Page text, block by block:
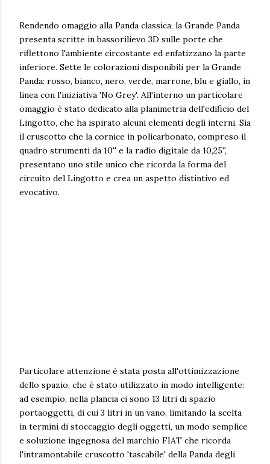
Rendendo omaggio alla Panda classica, la Grande Panda
presenta scritte in bassorilievo 3D sulle porte che
riflettono l'ambiente circostante ed enfatizzano la parte
inferiore. Sette le colorazioni disponibili per la Grande
Panda: rosso, bianco, nero, verde, marrone, blu e giallo, in
linea con l'iniziativa 'No Grey'. All'interno un particolare
omaggio è stato dedicato alla planimetria dell'edificio del
Lingotto, che ha ispirato alcuni elementi degli interni. Sia
il cruscotto che la cornice in policarbonato, compreso il
quadro strumenti da 10'' e la radio digitale da 10,25'',
presentano uno stile unico che ricorda la forma del
circuito del Lingotto e crea un aspetto distintivo ed
evocativo.
Particolare attenzione è stata posta all'ottimizzazione
dello spazio, che è stato utilizzato in modo intelligente:
ad esempio, nella plancia ci sono 13 litri di spazio
portaoggetti, di cui 3 litri in un vano, limitando la scelta
in termini di stoccaggio degli oggetti, un modo semplice
e soluzione ingegnosa del marchio FIAT che ricorda
l'intramontabile cruscotto 'tascabile' della Panda degli